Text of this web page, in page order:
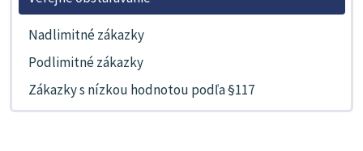
Nadlimitné zákazky
Podlimitné zákazky
Zákazky s nízkou hodnotou podľa §117